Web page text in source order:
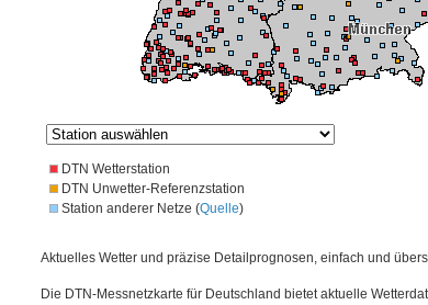
DTN Wetterstation
DTN Unwetter-Referenzstation
Station anderer Netze (Quelle)
Aktuelles Wetter und präzise Detailprognosen, einfach und
Die DTN-Messnetzkarte für Deutschland bietet aktuelle